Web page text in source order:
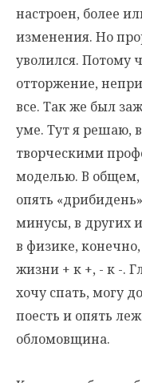
настроен, более
изменения. Но
уволился. Потому
отторжение,
все. Так же был
уме. Тут я решаю,
творческими
моделью. В общем,
опять
минусы, в других
в физике,
жизни + к +, - к -.
хочу спать, могу
поесть и опять
обломовщина.